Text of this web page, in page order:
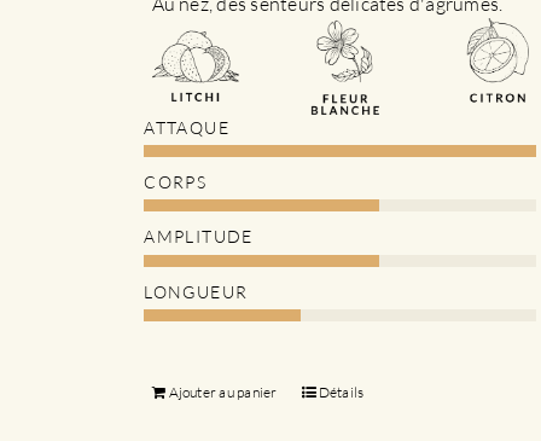
ATTAQUE
CORPS
AMPLITUDE
LONGUEUR
Ajouter au panier Détails